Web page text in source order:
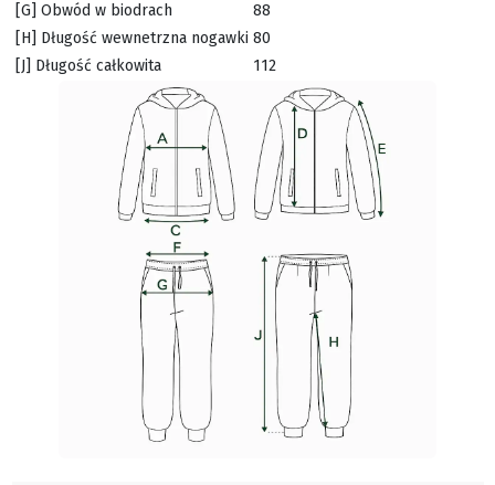
[G] Obwód w biodrach
88
[H] Długość wewnetrzna nogawki 80
[J] Długość całkowita
112